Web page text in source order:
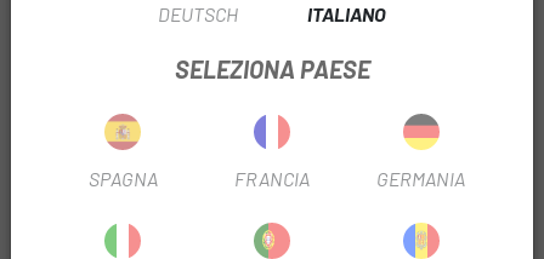
. Fili Meryl® Skinlife con ioni d'argento antimicrobici per
ridurre gli odori
PRODOTTI SIMILI
DEUTSCH ITALIANO
SELEZIONA PAESE
SPAGNA FRANCIA GERMANIA